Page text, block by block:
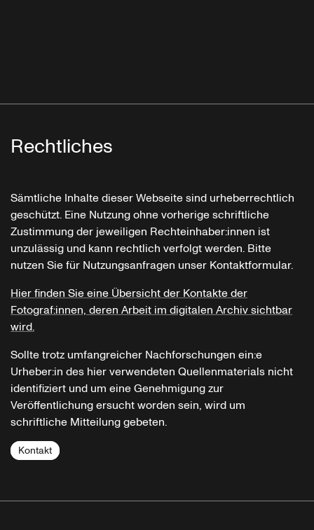
Rechtliches
Sämtliche Inhalte dieser Webseite sind urheberrechtlich
geschützt. Eine Nutzung ohne vorherige schriftliche
Zustimmung der jeweiligen Rechteinhaber:innen ist
unzulässig und kann rechtlich verfolgt werden. Bitte
nutzen Sie für Nutzungsanfragen unser Kontaktformular.
Hier finden Sie eine Übersicht der Kontakte der
Fotograf:innen, deren Arbeit im digitalen Archiv sichtbar
wird.
Sollte trotz umfangreicher Nachforschungen ein:e
Urheber:in des hier verwendeten Quellenmaterials nicht
identifiziert und um eine Genehmigung zur
Veröffentlichung ersucht worden sein, wird um
schriftliche Mitteilung gebeten.
Kontakt